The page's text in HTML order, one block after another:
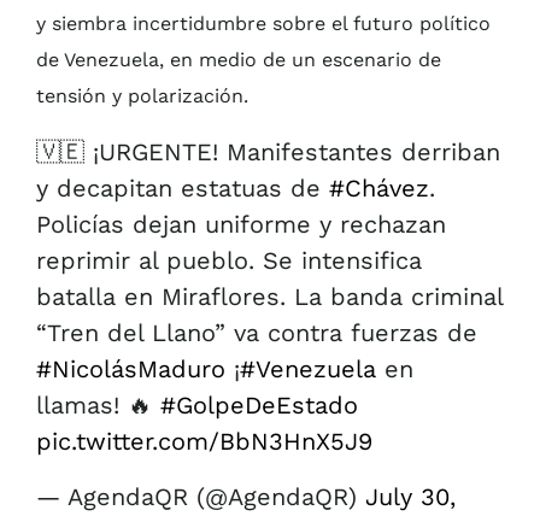
y siembra incertidumbre sobre el futuro político
de Venezuela, en medio de un escenario de
tensión y polarización.
🇻🇪 ¡URGENTE! Manifestantes derriban
y decapitan estatuas de #Chávez.
Policías dejan uniforme y rechazan
reprimir al pueblo. Se intensifica
batalla en Miraflores. La banda criminal
“Tren del Llano” va contra fuerzas de
#NicolásMaduro ¡#Venezuela en
llamas! 🔥 #GolpeDeEstado
pic.twitter.com/BbN3HnX5J9
— AgendaQR (@AgendaQR) July 30,